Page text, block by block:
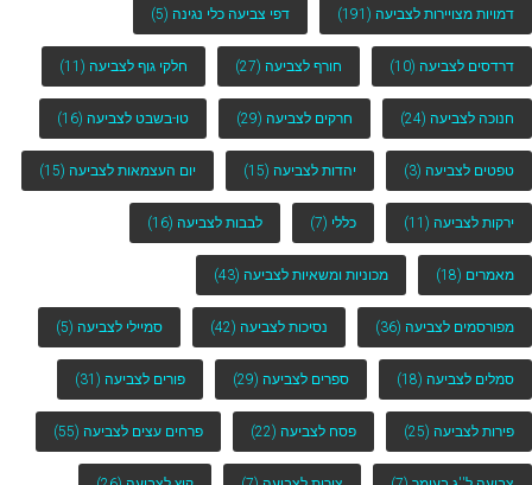
דמויות מצויירות לצביעה (191) דפי צביעה כלי נגינה (5)
דרדסים לצביעה (10) חורף לצביעה (27) חלקי גוף לצביעה (11)
חנוכה לצביעה (24) חרקים לצביעה (29) טו-בשבט לצביעה (16)
טפטים לצביעה (3) יהדות לצביעה (15) יום העצמאות לצביעה (15)
ירקות לצביעה (11) כללי (7) לבבות לצביעה (16)
מאמרים (18) מכוניות ומשאיות לצביעה (43)
מפורסמים לצביעה (36) נסיכות לצביעה (42) סמיילי לצביעה (5)
סמלים לצביעה (18) ספרים לצביעה (29) פורים לצביעה (31)
פירות לצביעה (25) פסח לצביעה (22) פרחים עצים לצביעה (55)